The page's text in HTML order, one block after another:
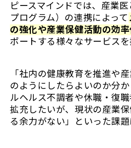
ピースマインドでは、産業
プログラム）の連携によって
の強化や産業保健活動の効
ポートする様々なサービスを
「社内の健康教育を推進や
のようにしたらよいのか分
ルヘルス不調者や休職・復
拡充したいが、現状の産業
る余力がない」といった課題